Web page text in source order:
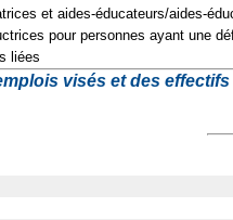
et aides-éducateurs/aides-
pour personnes ayant une
liées
visés et des effectifs